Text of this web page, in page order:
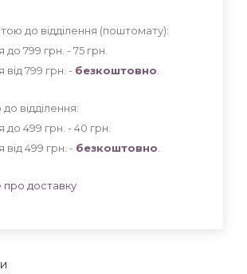
до відділення (поштомату):
799 грн. - 75 грн
799 грн. - безкоштовно
відділення:
до 499 грн. - 40 грн
499 грн. - безкоштовно
про доставку